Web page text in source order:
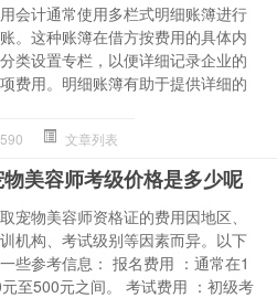
会计通常使用多栏式明细账簿进行
。这种账簿在借方按费用的具体内
类设置专栏，以便详细记录企业的
费用。明细账簿有助于提供详细的
590 文章列表
物美容师考级价格是多少呢
宠物美容师资格证的费用因地区、
机构、考试级别等因素而异。以下
些参考信息： 报名费用 ：通常在1
至500元之间。 考试费用 ：初级考